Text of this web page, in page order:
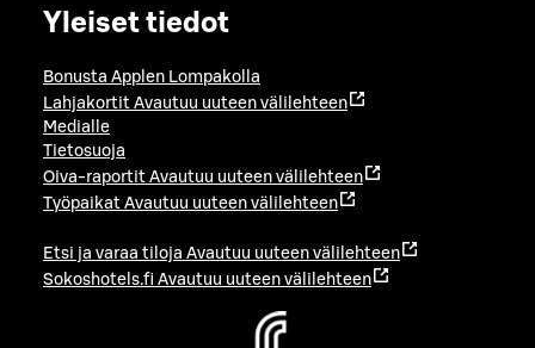
Yleiset tiedot
Bonusta Applen Lompakolla
Lahjakortit Avautuu uuteen välilehteen
Medialle
Tietosuoja
Oiva-raportit Avautuu uuteen välilehteen
Työpaikat Avautuu uuteen välilehteen
Etsi ja varaa tiloja Avautuu uuteen välilehteen
Sokoshotels.fi Avautuu uuteen välilehteen